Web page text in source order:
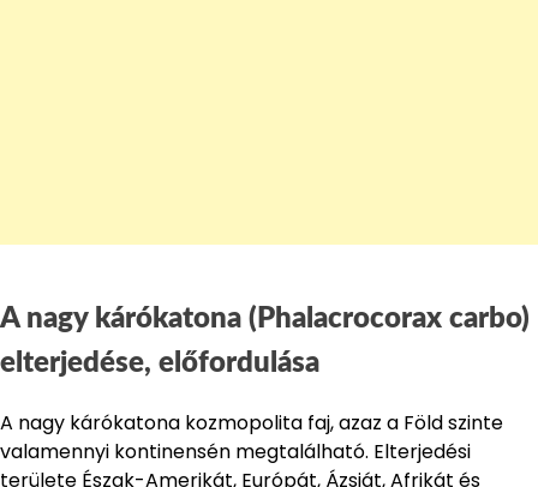
A nagy kárókatona (Phalacrocorax carbo)
elterjedése, előfordulása
A nagy kárókatona kozmopolita faj, azaz a Föld szinte
valamennyi kontinensén megtalálható. Elterjedési
területe Észak-Amerikát, Európát, Ázsiát, Afrikát és